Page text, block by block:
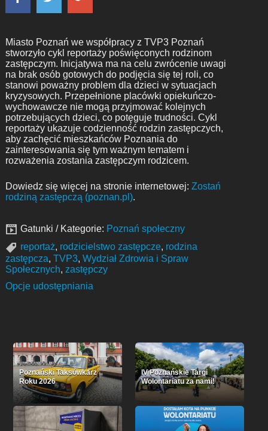
Miasto Poznań we współpracy z TVP3 Poznań
stworzyło cykl reportaży poświęconych rodzinom
zastępczym. Inicjatywa ma na celu zwrócenie uwagi
na brak osób gotowych do podjęcia się tej roli, co
stanowi poważny problem dla dzieci w sytuacjach
kryzysowych. Przepełnione placówki opiekuńczo-
wychowawcze nie mogą przyjmować kolejnych
potrzebujących dzieci, co potęguje trudności. Cykl
reportaży ukazuje codzienność rodzin zastępczych,
aby zachęcić mieszkańców Poznania do
zainteresowania się tym ważnym tematem i
rozważenia zostania zastępczym rodzicem.
Dowiedz się więcej na stronie internetowej: Zostań
rodziną zastępczą (poznan.pl).
Gatunki / Kategorie: Poznań społeczny
reportaż, rodzicielstwo zastępcze, rodzina
zastępcza, TVP3, Wydział Zdrowia i Spraw
Społecznych, zastępczy
Opcje udostępniania
Poznański Taksówkarz
Roku 2026
IV Poznańskie Targi
Wolontariatu za nami!